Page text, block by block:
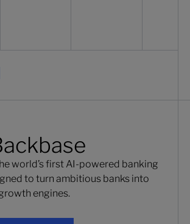
world’s first AI-powered banking
to turn ambitious banks into
engines.